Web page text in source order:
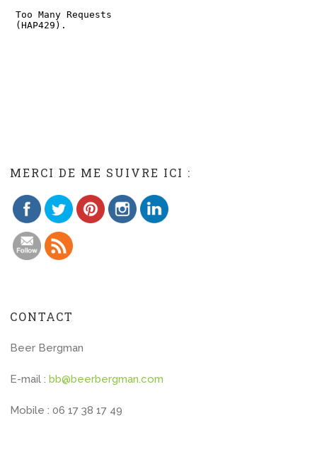
MERCI DE ME SUIVRE ICI :
CONTACT
Beer Bergman
E-mail : bb@beerbergman.com
Mobile : 06 17 38 17 49